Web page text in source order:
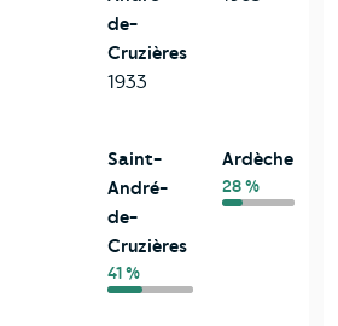
de-
Cruzières
1933
Saint-
André-
de-
Cruzières
41 %
Ardèche
28 %